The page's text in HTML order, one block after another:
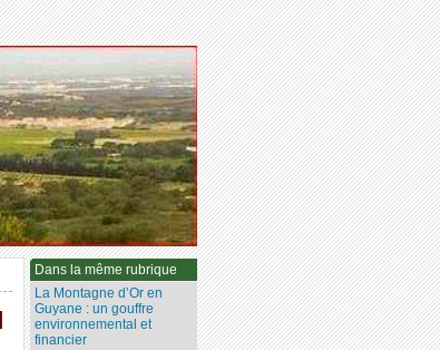
Dans la même rubrique
La Montagne d’Or en
Guyane : un gouffre
environnemental et
financier